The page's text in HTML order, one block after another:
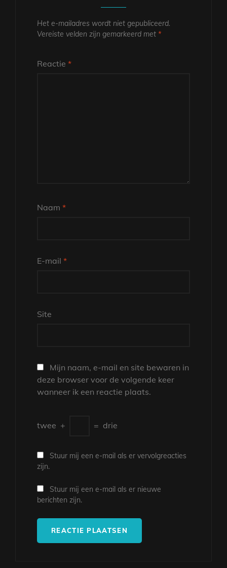
Het e-mailadres wordt niet gepubliceerd.
Vereiste velden zijn gemarkeerd met *
Reactie *
Naam *
E-mail *
Site
Mijn naam, e-mail en site bewaren in
deze browser voor de volgende keer
wanneer ik een reactie plaats.
twee + = drie
Stuur mij een e-mail als er vervolgreacties
zijn.
Stuur mij een e-mail als er nieuwe
berichten zijn.